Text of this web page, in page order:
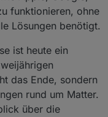
funktionieren, ohne
Lösungen benötigt.
ist heute ein
das Ende, sondern
rund um Matter.
über die